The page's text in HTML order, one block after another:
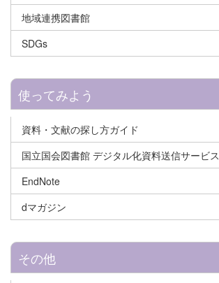
地域連携図書館
SDGs
使ってみよう
資料・文献の探し方ガイド
国立国会図書館 デジタル化資料送信サービス
EndNote
dマガジン
その他